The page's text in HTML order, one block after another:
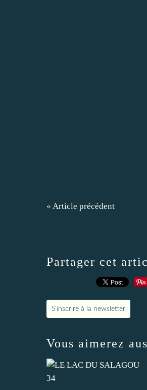
« Article précédent
Partager cet
S'inscrire à la newsletter
Vous aimerez